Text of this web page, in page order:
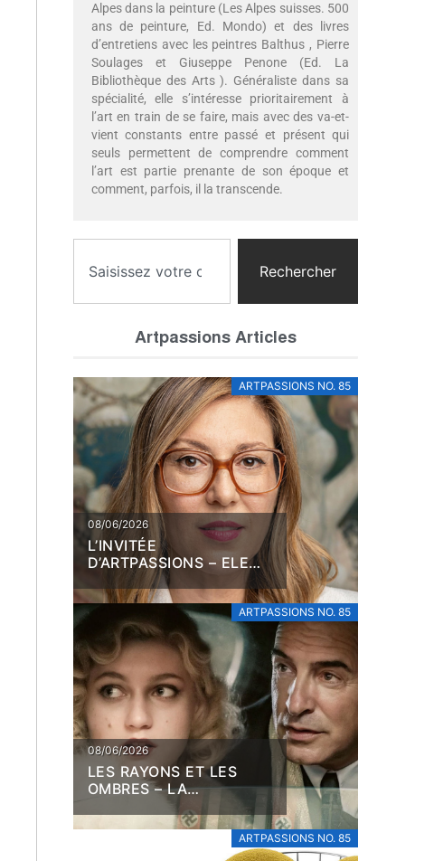
Alpes dans la peinture (Les Alpes suisses. 500
ans de peinture, Ed. Mondo) et des livres
d’entretiens avec les peintres Balthus , Pierre
Soulages et Giuseppe Penone (Ed. La
Bibliothèque des Arts ). Généraliste dans sa
spécialité, elle s’intéresse prioritairement à
l’art en train de se faire, mais avec des va-et-
vient constants entre passé et présent qui
seuls permettent de comprendre comment
l’art est partie prenante de son époque et
comment, parfois, il la transcende.
Rechercher
Artpassions Articles
ARTPASSIONS NO. 85
08/06/2026
L’INVITÉE
D’ARTPASSIONS – ELENA
FILIPOVIC
ARTPASSIONS NO. 85
08/06/2026
LES RAYONS ET LES
OMBRES – LA
COLLABORATION EN
ARTPASSIONS NO. 85